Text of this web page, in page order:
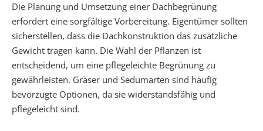
Die Planung und Umsetzung einer Dachbegrünung
erfordert eine sorgfältige Vorbereitung. Eigentümer sollten
sicherstellen, dass die Dachkonstruktion das zusätzliche
Gewicht tragen kann. Die Wahl der Pflanzen ist
entscheidend, um eine pflegeleichte Begrünung zu
gewährleisten. Gräser und Sedumarten sind häufig
bevorzugte Optionen, da sie widerstandsfähig und
pflegeleicht sind.